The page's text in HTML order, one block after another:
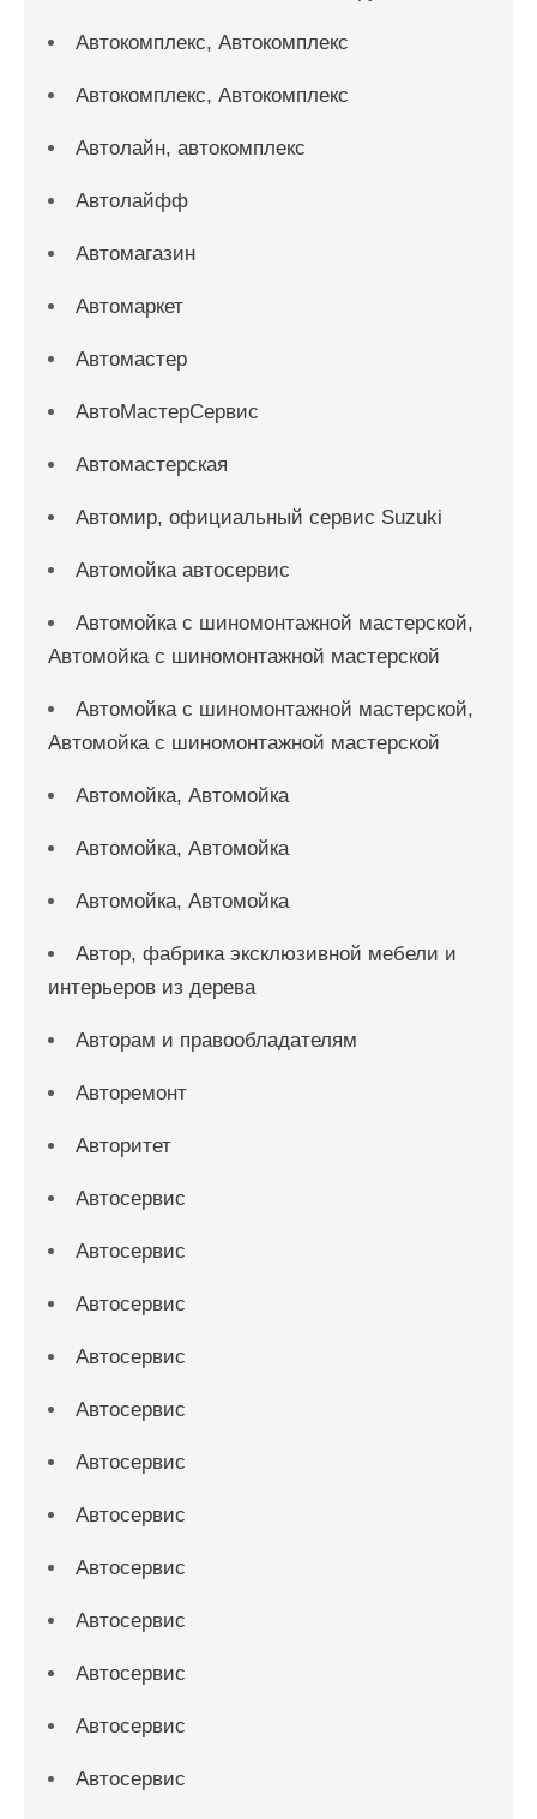
Автокомплекс, Автокомплекс
Автокомплекс, Автокомплекс
Автолайн, автокомплекс
Автолайфф
Автомагазин
Автомаркет
Автомастер
АвтоМастерСервис
Автомастерская
Автомир, официальный сервис Suzuki
Автомойка автосервис
Автомойка с шиномонтажной мастерской,
Автомойка с шиномонтажной мастерской
Автомойка с шиномонтажной мастерской,
Автомойка с шиномонтажной мастерской
Автомойка, Автомойка
Автомойка, Автомойка
Автомойка, Автомойка
Автор, фабрика эксклюзивной мебели и
интерьеров из дерева
Авторам и правообладателям
Авторемонт
Авторитет
Автосервис
Автосервис
Автосервис
Автосервис
Автосервис
Автосервис
Автосервис
Автосервис
Автосервис
Автосервис
Автосервис
Автосервис